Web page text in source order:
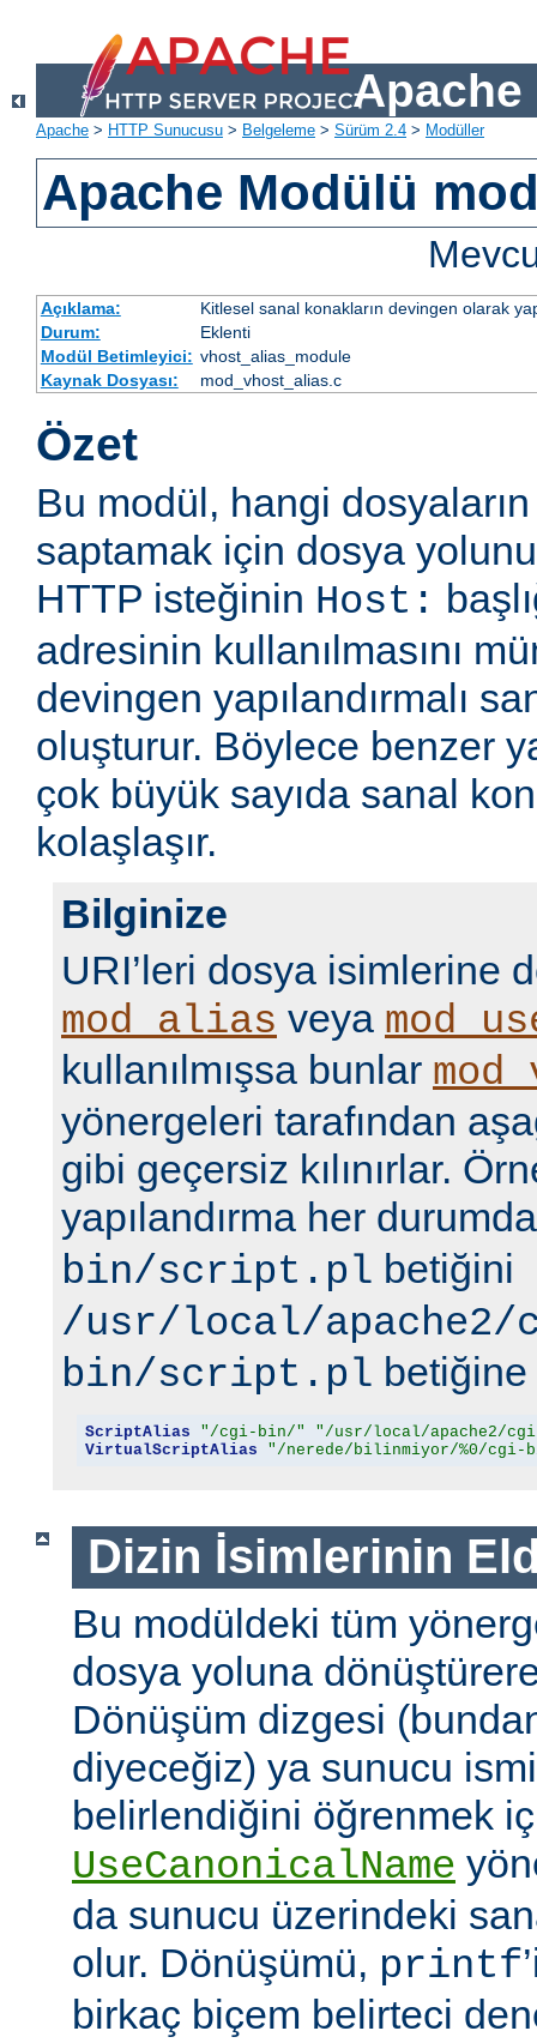
Apache
Apache > HTTP Sunucusu > Belgeleme > Sürüm 2.4 > Modüller
Apache Modülü
Açıklama:
Kitlesel sanal konakların devingen olarak
Durum:
Eklenti
Modül Betimleyici: vhost_alias_module
Kaynak Dosyası:
mod_vhost_alias.c
Özet
Bu modül, hangi dosyaların
saptamak için dosya
HTTP isteğinin Host:
adresinin kullanılmasını
devingen yapılandırmalı
oluşturur. Böylece benzer
çok büyük sayıda sanal
kolaşlaşır.
Bilginize
URI’leri dosya isimlerine
mod_alias veya
kullanılmışsa bunlar
yönergeleri tarafından
gibi geçersiz kılınırlar.
yapılandırma her
bin/script.pl betiğini
/usr/local/apache2/
bin/script.pl
ScriptAlias "/cgi-bin/"
"/usr/local/apache2/
VirtualScriptAlias
"/nerede/bilinmiyor/%0/cgi-
Dizin İsimlerinin
Bu modüldeki tüm
dosya yoluna
Dönüşüm dizgesi
diyeceğiz) ya sunucu
belirlendiğini öğrenmek
UseCanonicalName
da sunucu üzerindeki
olur. Dönüşümü, printf
birkaç biçem belirteci